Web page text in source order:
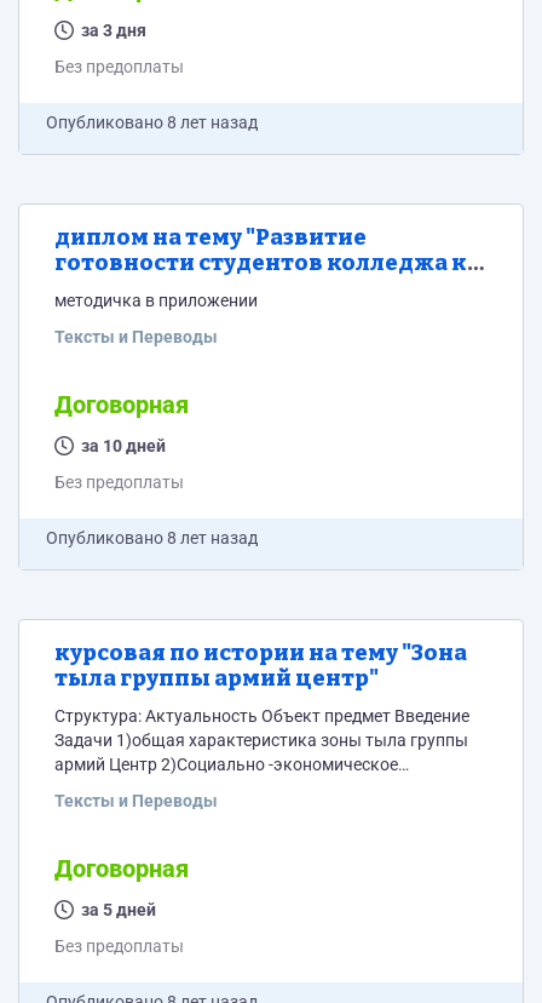
за 3 дня
Без предоплаты
Опубликовано8 лет назад
диплом на тему "Развитие
готовности студентов колледжа к
деятельности при реализации
курса "электроэнергетика"
методичка в приложении
Тексты и Переводы
Договорная
за 10 дней
Без предоплаты
Опубликовано8 лет назад
курсовая по истории на тему "Зона
тыла группы армий центр"
Структура: Актуальность Объект предмет Введение
Задачи 1)общая характеристика зоны тыла группы
армий Центр 2)Социально -экономическое
деление Вывод Список литературы Страниц 25-27
уточняется) методичка позже
Тексты и Переводы
Договорная
за 5 дней
Без предоплаты